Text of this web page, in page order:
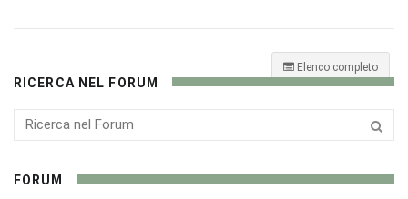
Elenco completo
RICERCA NEL FORUM
FORUM